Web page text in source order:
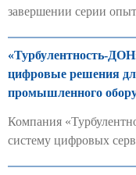
завершении серии
«Турбулентность-
цифровые решения
промышленного
Компания
систему цифровых